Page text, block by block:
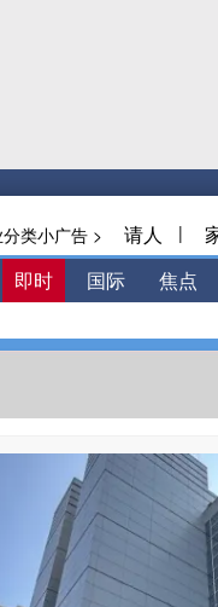
类小广告 > 请人 |
即时 国际 焦点